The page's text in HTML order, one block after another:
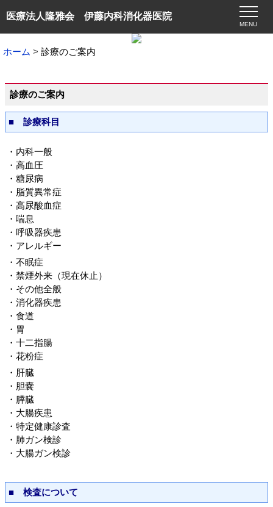
医療法人隆雅会 伊藤内科消化器医院
MENU
ホーム 診療のご案内
診療のご案内
■ 診療科目
・内科一般
・高血圧
・糖尿病
・脂質異常症
・高尿酸血症
・喘息
・呼吸器疾患
・アレルギー
・不眠症
・禁煙外来（現在休止）
・その他全般
・消化器疾患
・食道
・胃
・十二指腸
・花粉症
・肝臓
・胆嚢
・膵臓
・大腸疾患
・特定健康診査
・肺ガン検診
・大腸ガン検診
■ 検査について